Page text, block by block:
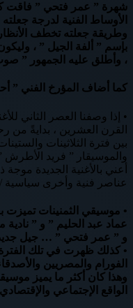
شهرة ” عمر فتحي ” فاقت
الأوساط الفنية لدرجة
وطريقة جعلته تخطف الأنظار
بإسم ” ألفة الجيل ” ،
، وأطلق عليه الجمهور ”
كما أضاف المؤرخ الفني ”
• إذا وصفنا العصر الثاني
القرن العشرين ، بدايةً من
بين فترة الثلاثينات
والموسيقار ” فريد الأطرش
أعني بالأغنية الجديدة
عناصر فنية وأخرى سياسية
• موسيقي الثمنينات
عماد عبد الحليم ” و ”
و ” عمر فتحي ” … جيل جديد
• كذلك ظهرت في تلك
الفورام والمصريين
وهذا كان أكثر ما يميز
الواقع الإجتماعي